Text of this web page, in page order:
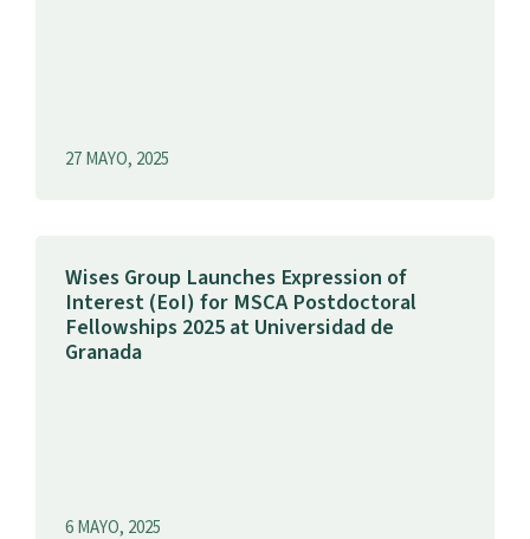
27 MAYO, 2025
Wises Group Launches Expression of
Interest (EoI) for MSCA Postdoctoral
Fellowships 2025 at Universidad de
Granada
6 MAYO, 2025